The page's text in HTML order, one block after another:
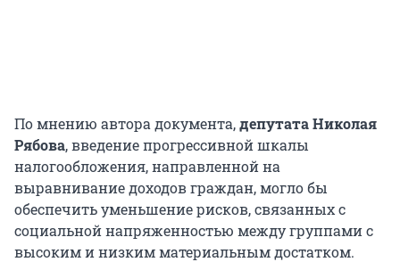
По мнению автора документа,депутата Николая
Рябова, введение прогрессивной шкалы
налогообложения, направленной на
выравнивание доходов граждан, могло бы
обеспечить уменьшение рисков, связанных с
социальной напряженностью между группами с
высоким и низким материальным достатком.